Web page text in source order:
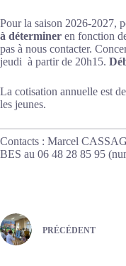
Pour la saison 2026-2027,
à déterminer en fonction
pas à nous contacter.
jeudi à partir de 20h15.
La cotisation annuelle est
les jeunes.
Contacts : Marcel
BES au 06 48 28 85 95
PRÉCÉDENT